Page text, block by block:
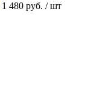
1 480 руб. / шт